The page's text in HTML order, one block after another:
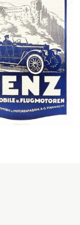
MERCEDES-BENZ
Daimler AG
1921
Bild-ID: 31218